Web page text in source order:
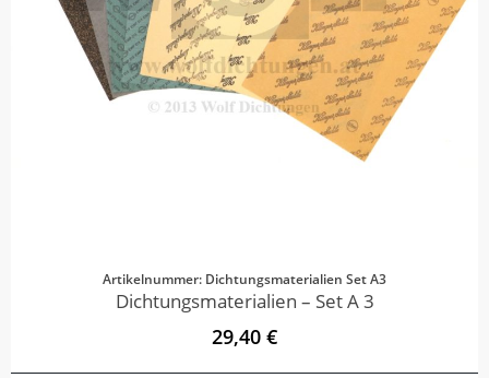
Artikelnummer: Dichtungsmaterialien Set A3
Dichtungsmaterialien – Set A 3
29,40 €